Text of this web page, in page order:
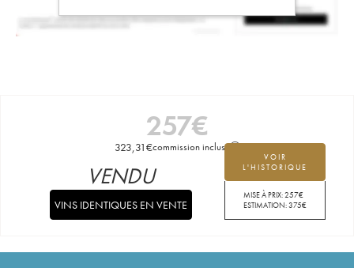
257€
323,31€commission incluse
VOIR
L'HISTORIQUE
MISE À PRIX:257€
ESTIMATION:375€
VENDU
VINS IDENTIQUES EN VENTE